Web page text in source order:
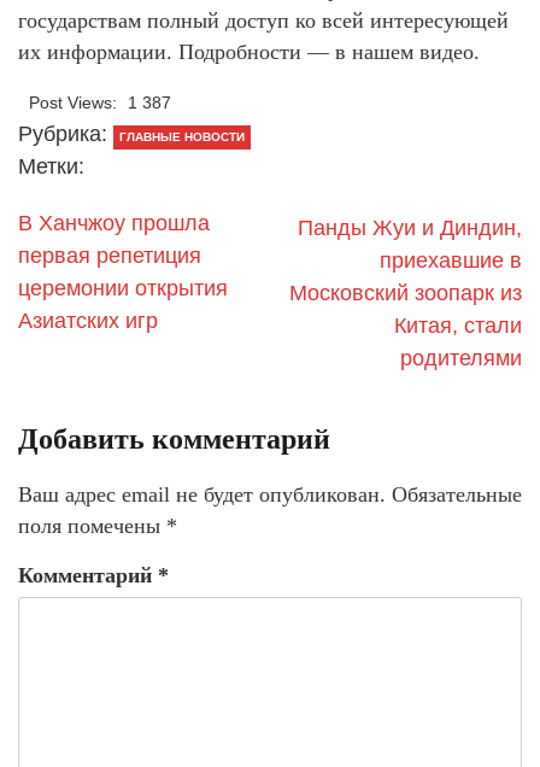
государствам полный доступ ко всей интересующей
их информации. Подробности — в нашем видео.
Post Views: 1 387
Рубрика: ГЛАВНЫЕ НОВОСТИ
Метки:
В Ханчжоу прошла
первая репетиция
церемонии открытия
Азиатских игр
Панды Жуи и Диндин,
приехавшие в
Московский зоопарк из
Китая, стали
родителями
Добавить комментарий
Ваш адрес email не будет опубликован. Обязательные
поля помечены *
Комментарий *